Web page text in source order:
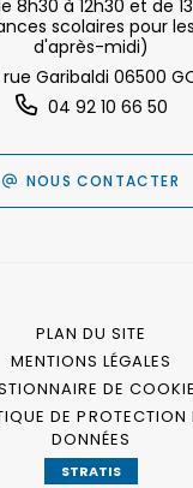
8h30 à 12h30 et de
scolaires pour
d'après-midi)
Garibaldi 06500
04 92 10 66 50
NOUS CONTACTER
PLAN DU SITE
MENTIONS LÉGALES
DE
DE PROTECTION
DONNÉES
STRATIS